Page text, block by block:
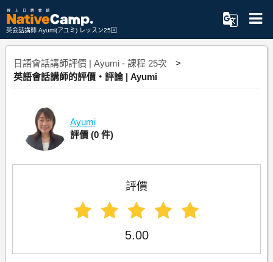
英会話講師 Ayumi(アユミ) レッスン25回
日語會話講師評價 | Ayumi - 課程 25次
英語會話講師的評價・評論 | Ayumi
Ayumi
評價 (0 件)
評價
5.00